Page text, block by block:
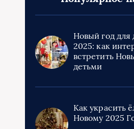
Новый год для
2025: как
встретить
детьми
Как украсить
Новому 2025